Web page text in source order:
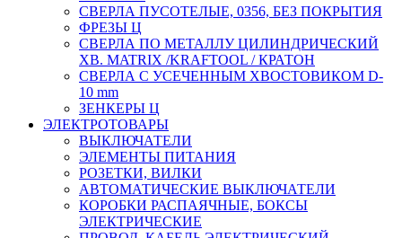
СВЕРЛА ПУСОТЕЛЫЕ, 0356, БЕЗ ПОКРЫТИЯ
ФРЕЗЫ Ц
СВЕРЛА ПО МЕТАЛЛУ ЦИЛИНДРИЧЕСКИЙ
ХВ. MATRIX /KRAFTOOL / КРАТОН
СВЕРЛА С УСЕЧЕННЫМ ХВОСТОВИКОМ D-
10 mm
ЗЕНКЕРЫ Ц
ЭЛЕКТРОТОВАРЫ
ВЫКЛЮЧАТЕЛИ
ЭЛЕМЕНТЫ ПИТАНИЯ
РОЗЕТКИ, ВИЛКИ
АВТОМАТИЧЕСКИЕ ВЫКЛЮЧАТЕЛИ
КОРОБКИ РАСПАЯЧНЫЕ, БОКСЫ
ЭЛЕКТРИЧЕСКИЕ